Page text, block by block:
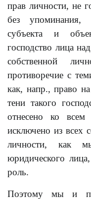
прав личности, не
без упоминания,
субъекта и
господство лица
собственной
противоречие с
как, напр., право
тени такого
отнесено ко
исключено из всех
личности, как
юридического
роль.
Поэтому мы и